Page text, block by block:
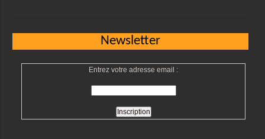
Newsletter
Entrez votre adresse email :